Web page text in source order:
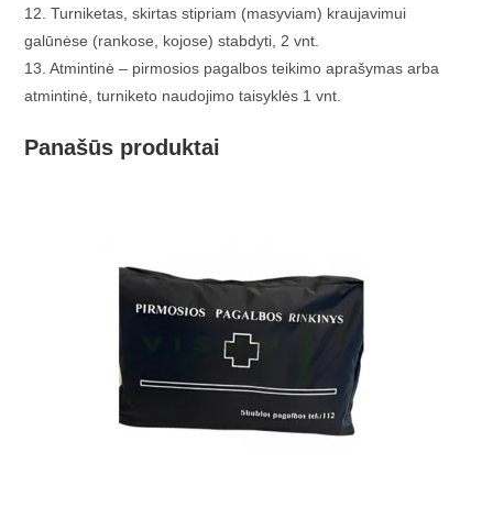
12. Turniketas, skirtas stipriam (masyviam) kraujavimui
galūnėse (rankose, kojose) stabdyti, 2 vnt.
13. Atmintinė – pirmosios pagalbos teikimo aprašymas arba
atmintinė, turniketo naudojimo taisyklės 1 vnt.
Panašūs produktai